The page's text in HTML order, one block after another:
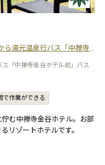
バス「中禅寺金谷ホテル前」バス停下車。
「中禅寺金谷ホテル前」バス
で作業ができる
む中禅寺金谷ホテル。お部
リゾートホテルです。